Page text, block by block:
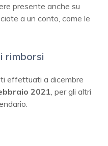
presente anche su
a un conto, come le
rimborsi
effettuati a dicembre
2021 , per gli altri